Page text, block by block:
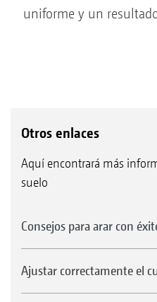
uniforme y un
Otros enlaces
Aquí encontrará más
suelo
Consejos para arar con
Ajustar correctamente el